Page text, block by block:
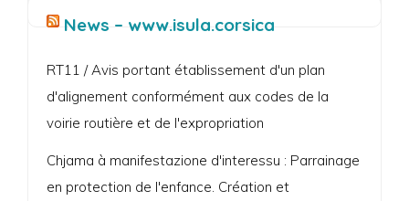
News – www.isula.corsica
RT11 / Avis portant établissement d'un plan
d'alignement conformément aux codes de la
voirie routière et de l'expropriation
Chjama à manifestazione d'interessu : Parrainage
en protection de l'enfance. Création et